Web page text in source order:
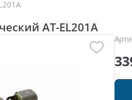
AT-EL201A